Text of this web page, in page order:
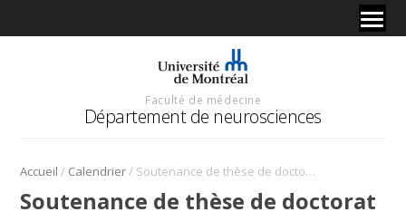
Faculté de médecine
Département de neurosciences
Accueil / Calendrier/ Soutenance de thèse de doctorat
Soutenance de thèse de doctorat